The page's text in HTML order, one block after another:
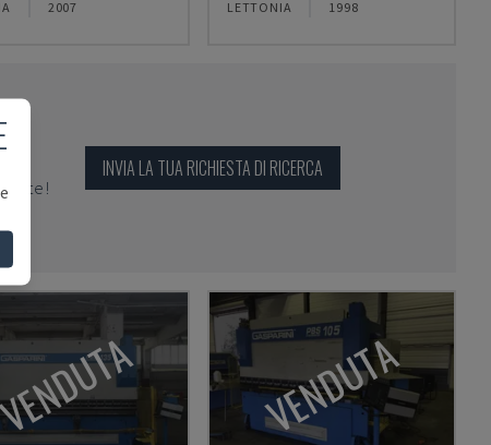
2007 LETTONIA 1998
te!
INVIA LA TUA RICHIESTA DI RICERCA
VENDUTA